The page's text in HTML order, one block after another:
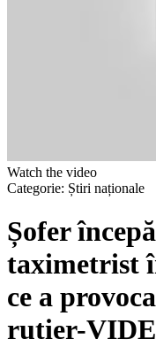
Watch the video
Categorie: Știri naționale
Șofer
taximetrist
ce a
rutier-